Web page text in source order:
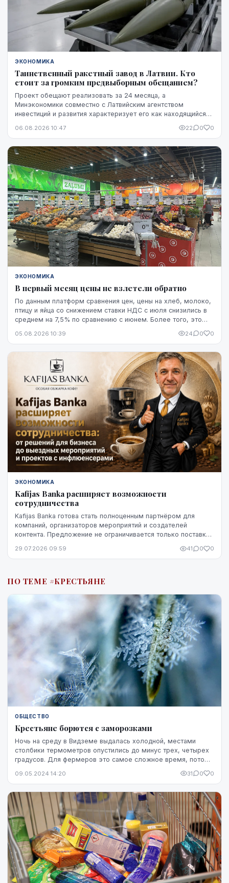
ЭКОНОМИКА
Таинственный ракетный завод в Латвии. Кто
стоит за громким предвыборным обещанием?
Проект обещают реализовать за 24 месяца, а
Минэкономики совместно с Латвийским агентством
инвестиций и развития характеризует его как находящийся
ни модель ракет, ни владелец технологий, ни
необходимого финансирования уже обеспечена и на чем
основан прогноз экспорта.
06.08.2026 10:47 22 0 0
ЭКОНОМИКА
В первый месяц цены не взлетели обратно
По данным платформ сравнения цен, цены на хлеб, молоко,
птицу и яйца со снижением ставки НДС с июля снизились в
среднем на 7,5% по сравнению с июнем. Более того, это
данный момент - до начала августа.
05.08.2026 10:39 24 0 0
ЭКОНОМИКА
Kafijas Banka расширяет возможности
сотрудничества
Kafijas Banka готова стать полноценным партнёром для
компаний, организаторов мероприятий и создателей
контента. Предложение не ограничивается только поставкой
29.07.2026 09:59 41 0 0
ПО ТЕМЕ #КРЕСТЬЯНЕ
ОБЩЕСТВО
Крестьяне борются с заморозками
Ночь на среду в Видземе выдалась холодной, местами
столбики термометров опустились до минус трех, четырех
градусов. Для фермеров это самое сложное время, потому
09.05.2024 14:20 31 0 0